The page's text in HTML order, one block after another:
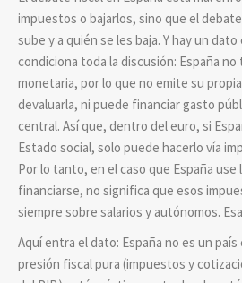
impuestos o bajarlos, sino que el
sube y a quién se les baja. Y hay un
condiciona toda la discusión: España
monetaria, por lo que no emite su
devaluarla, ni puede financiar gasto
central. Así que, dentro del euro, si
Estado social, solo puede hacerlo vía
Por lo tanto, en el caso que España use
financiarse, no significa que esos
siempre sobre salarios y autónomos.
Aquí entra el dato: España no es un
presión fiscal pura (impuestos y